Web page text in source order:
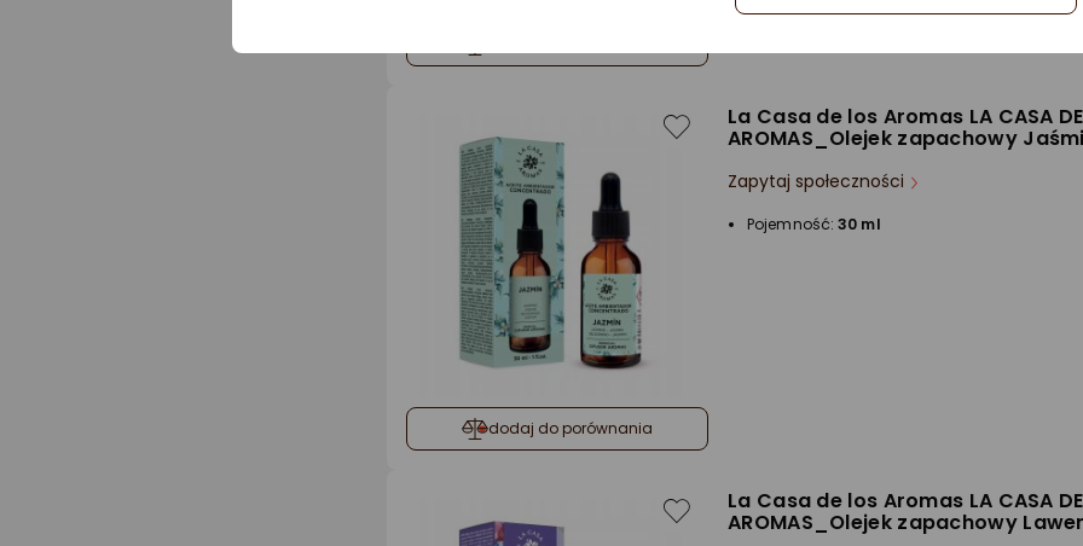
dodaj do porównania
La Casa de los Aromas LA CASA DE
AROMAS_Olejek zapachowy
Zapytaj społeczności
Pojemność:30 ml
La Casa de los Aromas LA CASA DE
AROMAS_Olejek zapachowy